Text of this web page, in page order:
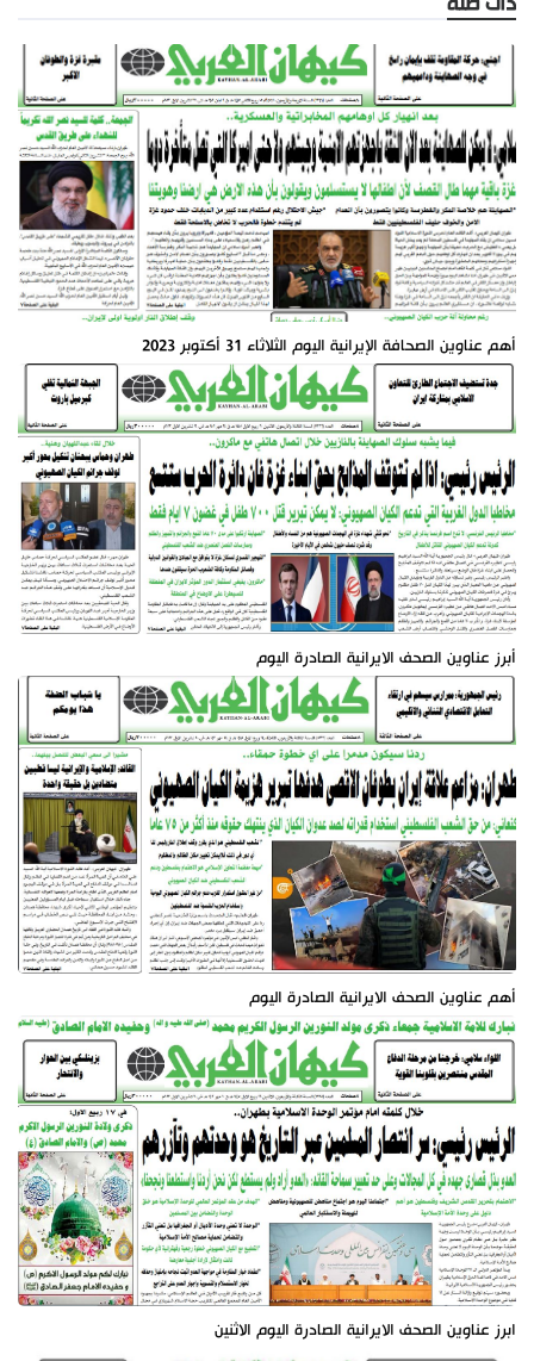
أهم عناوين الصحافة الإيرانية اليوم الثلاثاء 31 أكتوبر 2023
أبرز عناوين الصحف الايرانية الصادرة اليوم
أهم عناوين الصحف الايرانية الصادرة اليوم
ابرز عناوين الصحف الايرانية الصادرة اليوم الاثنين